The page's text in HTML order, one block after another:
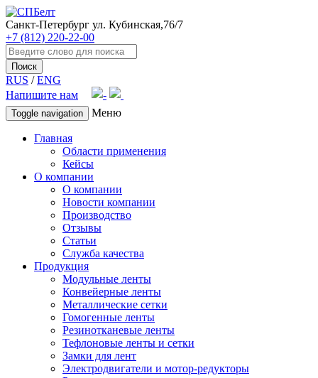
Санкт-Петербург ул. Кубинская,76/7
+7 (812) 220-22-00
Поиск
RUS /ENG
Напишите нам
Toggle navigation Меню
Главная
Области применения
Кейсы
О компании
О компании
Новости компании
Производство
Отзывы
Статьи
Служба качества
Продукция
Модульные ленты
Конвейерные ленты
Металлические сетки
Гомогенные ленты
Резинотканевые ленты
Тефлоновые ленты и сетки
Замки для лент
Электродвигатели и мотор-редукторы